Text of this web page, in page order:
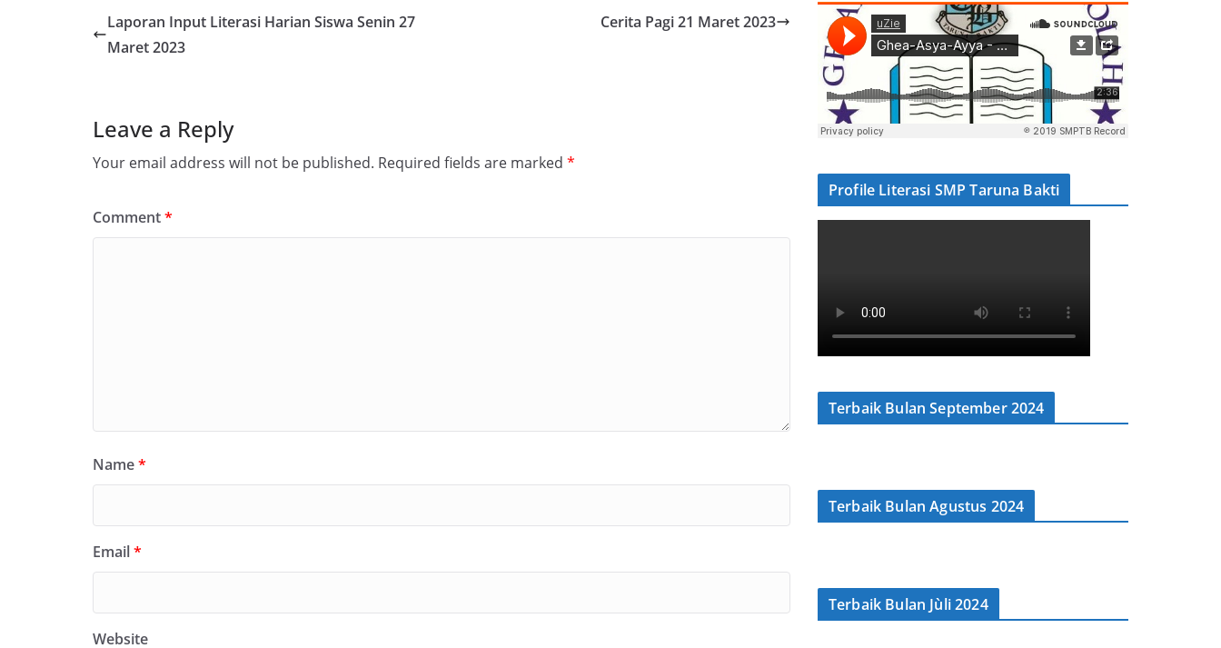
Laporan Input Literasi Harian Siswa Senin 27
Maret 2023
Cerita Pagi 21 Maret 2023
Leave a Reply
Your email address will not be published. Required fields are marked *
Comment*
Name*
Email*
Website
Profile Literasi SMP Taruna Bakti
Terbaik Bulan September 2024
Terbaik Bulan Agustus 2024
Terbaik Bulan Jùli 2024